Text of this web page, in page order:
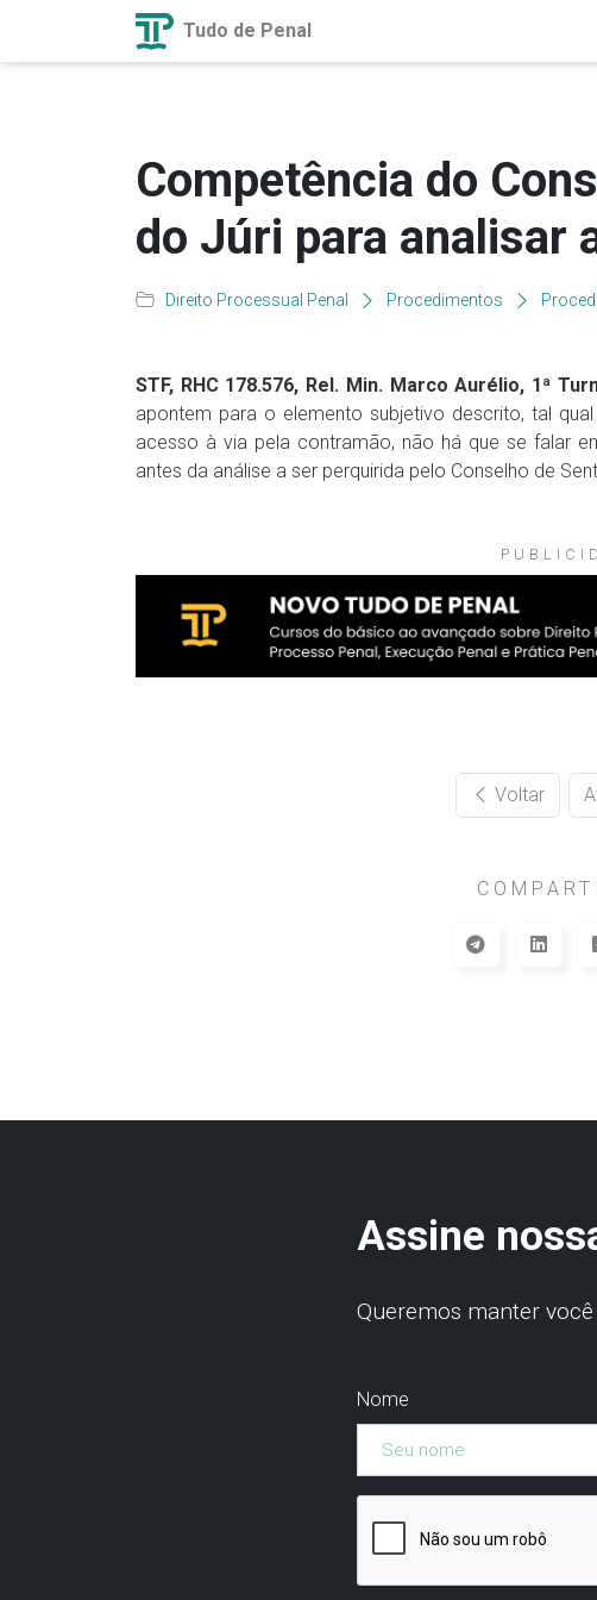
Tudo de Penal
Competência do
do Júri para analisar
Direito Processual Penal Procedimentos
STF, RHC 178.576, Rel. Min. Marco Aurélio, 1ª
apontem para o elemento subjetivo descrito, tal
acesso à via pela contramão, não há que se falar
antes da análise a ser perquirida pelo Conselho de
Voltar
Assine
Queremos manter
Nome